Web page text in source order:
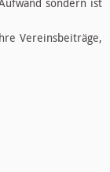
sondern ist
Vereinsbeiträge,